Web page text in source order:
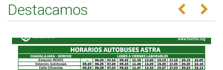
Destacamos Anterior